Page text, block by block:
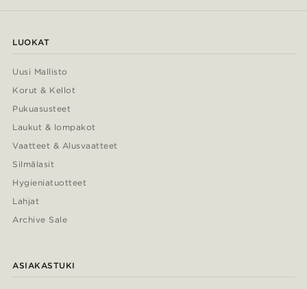
LUOKAT
Uusi Mallisto
Korut & Kellot
Pukuasusteet
Laukut & lompakot
Vaatteet & Alusvaatteet
Silmälasit
Hygieniatuotteet
Lahjat
Archive Sale
ASIAKASTUKI